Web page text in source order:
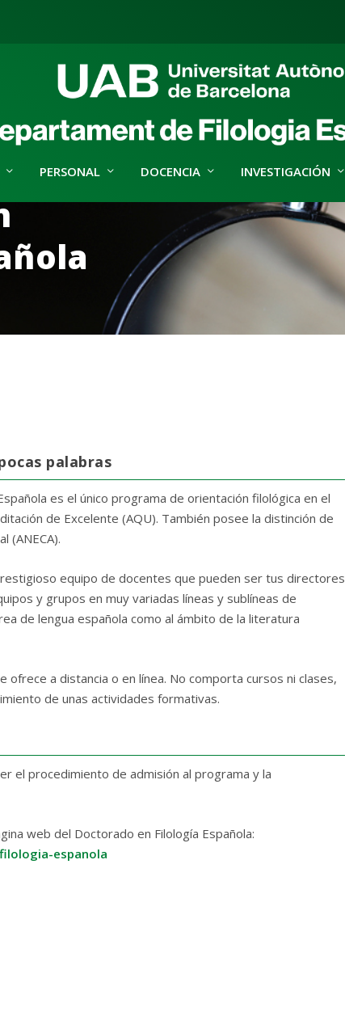
PERSONAL DOCENCIA INVESTIGACIÓN
palabras
es el único programa de orientación filológica en el
de Excelente (AQU). También posee la distinción de
(ANECA).
equipo de docentes que pueden ser tus directores
y grupos en muy variadas líneas y sublíneas de
de lengua española como al ámbito de la literatura
a distancia o en línea. No comporta cursos ni clases,
de unas actividades formativas.
el procedimiento de admisión al programa y la
web del Doctorado en Filología Española:
espanola